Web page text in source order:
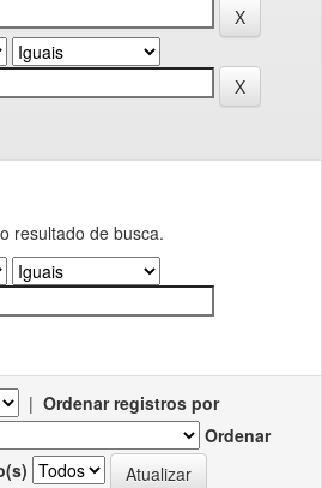
resultado de busca.
| Ordenar registros por
Ordenar